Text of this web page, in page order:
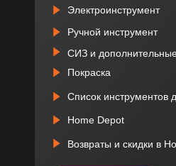
Ручной инструмент
СИЗ и
Покраска
Список инструментов
Home Depot
Возвраты и скидки в
Электроинструмент